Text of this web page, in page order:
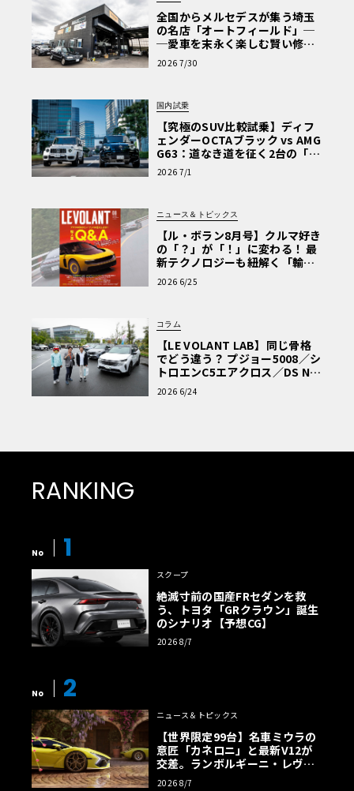
全国からメルセデスが集う埼玉
の名店「オートフィールド」─
─愛車を末永く楽しむ賢い修理
術と、プロがフックス製オイル
を選ぶ理由〈PR〉
2026 7/30
国内試乗
【究極のSUV比較試乗】ディフ
ェンダーOCTAブラック vs AMG
G63：道なき道を征く2台の「対
極的アプローチ」
2026 7/1
ニュース＆トピックス
【ル・ボラン8月号】クルマ好き
の「？」が「！」に変わる！ 最
新テクノロジーも紐解く「輸入
車Q&A」
2026 6/25
コラム
【LE VOLANT LAB】同じ骨格
でどう違う？ プジョー5008／シ
トロエンC5エアクロス／DS Nº4
読者一気乗りレポート
2026 6/24
RANKING
No 1
スクープ
絶滅寸前の国産FRセダンを救
う、トヨタ「GRクラウン」誕生
のシナリオ【予想CG】
2026 8/7
No 2
ニュース＆トピックス
【世界限定99台】名車ミウラの
意匠「カネロニ」と最新V12が
交差。ランボルギーニ・レヴエ
ルトに60周年記念車が登場
2026 8/7